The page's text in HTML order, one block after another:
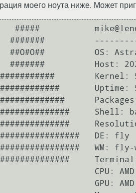
моего ноута ниже. Может
DE: fly
WM: fly-